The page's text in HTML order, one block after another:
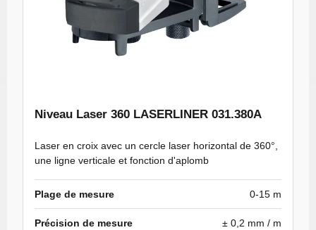
Niveau Laser 360 LASERLINER 031.380A
Laser en croix avec un cercle laser horizontal de 360°,
une ligne verticale et fonction d'aplomb
Plage de mesure 0-15 m
Précision de mesure ± 0,2 mm / m